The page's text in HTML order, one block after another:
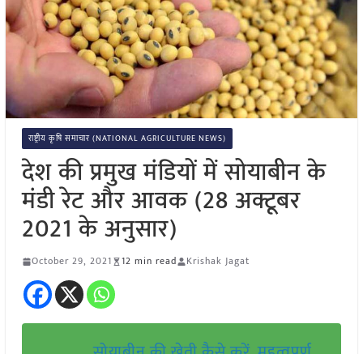
राष्ट्रीय कृषि समाचार (NATIONAL AGRICULTURE NEWS)
देश की प्रमुख मंडियों में सोयाबीन के
मंडी रेट और आवक (28 अक्टूबर
2021 के अनुसार)
October 29, 2021 12 min read Krishak Jagat